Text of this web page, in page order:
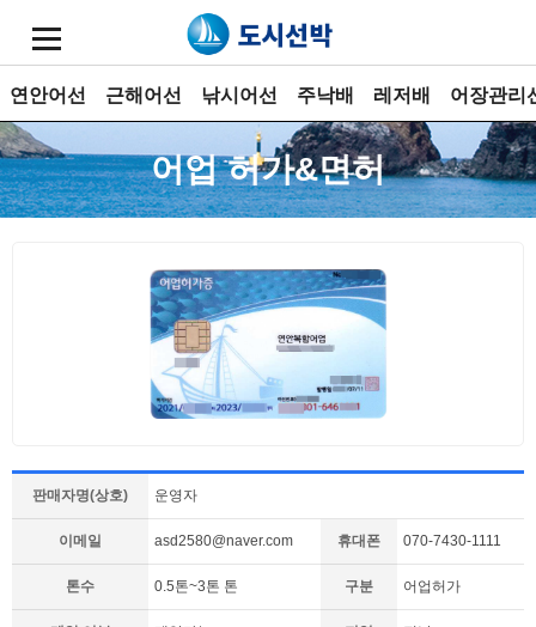
연안어선 근해어선 낚시어선 주낙배 레저배 어장관리
어업 허가&면허
판매자명(상호) 운영자
이메일 asd2580@naver.com 휴대폰 070-7430-1111
톤수 0.5톤~3톤 톤 구분 어업허가